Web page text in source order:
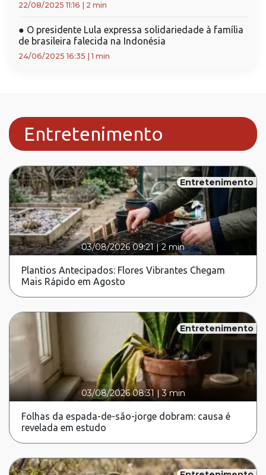
22/08/2025 11:16 2 min
● O presidente Lula expressa solidariedade à família
de brasileira falecida na Indonésia
24/06/2025 16:35 |1 min
Entretenimento
Entretenimento
03/08/2026 09:21|2 min
Plantios Antecipados: Flores Vibrantes Chegam
Mais Rápido em Agosto
Entretenimento
03/08/2026 08:31 |3 min
Folhas da espada-de-são-jorge dobram: causa é
revelada em estudo